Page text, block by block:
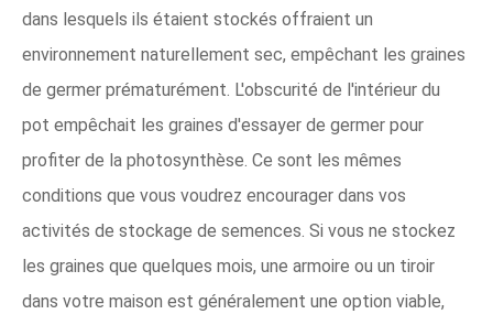
dans lesquels ils étaient stockés offraient un
environnement naturellement sec, empêchant les graines
de germer prématurément. L'obscurité de l'intérieur du
pot empêchait les graines d'essayer de germer pour
profiter de la photosynthèse. Ce sont les mêmes
conditions que vous voudrez encourager dans vos
activités de stockage de semences. Si vous ne stockez
les graines que quelques mois, une armoire ou un tiroir
dans votre maison est généralement une option viable,